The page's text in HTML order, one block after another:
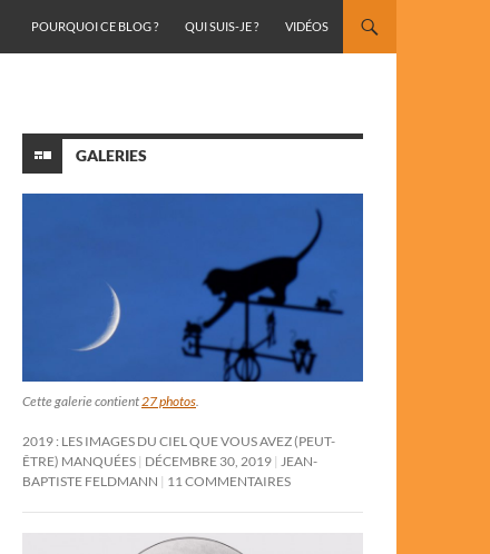
POURQUOI CE BLOG ?
QUI SUIS-JE ? VIDÉOS
GALERIES
Cette galerie contient27 photos.
2019 : LES IMAGES DU CIEL QUE VOUS AVEZ (PEUT-
ÊTRE) MANQUÉES DÉCEMBRE 30, 2019 JEAN-
BAPTISTE FELDMANN
11 COMMENTAIRES